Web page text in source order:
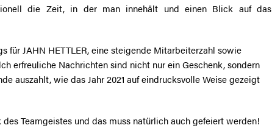
die Zeit, in der man innehält und einen Blick auf das
für JAHN HETTLER, eine steigende Mitarbeiterzahl sowie
erfreuliche Nachrichten sind nicht nur ein Geschenk, sondern
auszahlt, wie das Jahr 2021 auf eindrucksvolle Weise gezeigt
Teamgeistes und das muss natürlich auch gefeiert werden!